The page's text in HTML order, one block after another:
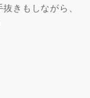
きもしながら、